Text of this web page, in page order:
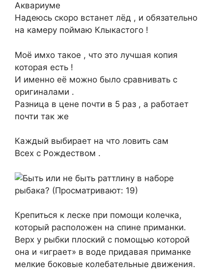
Аквариуме
Надеюсь скоро встанет лёд , и обязательно
на камеру поймаю Клыкастого !
Моё имхо такое , что это лучшая копия
которая есть !
И именно её можно было сравнивать с
оригиналами .
Разница в цене почти в 5 раз , а работает
почти так же
Каждый выбирает на что ловить сам
Всех с Рождеством .
Крепиться к леске при помощи колечка,
который расположен на спине приманки.
Верх у рыбки плоский с помощью которой
она и «играет» в воде придавая приманке
мелкие боковые колебательные движения.